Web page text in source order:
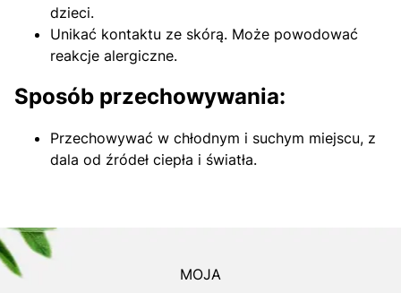
dzieci.
Unikać kontaktu ze skórą. Może powodować
reakcje alergiczne.
Sposób przechowywania:
Przechowywać w chłodnym i suchym miejscu, z
dala od źródeł ciepła i światła.
MOJA